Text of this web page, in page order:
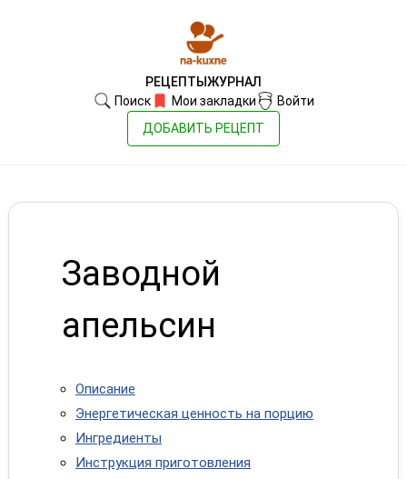
РЕЦЕПТЫ ЖУРНАЛ
Поиск
Мои закладки
Войти
ДОБАВИТЬ РЕЦЕПТ
Заводной
апельсин
Описание
Энергетическая ценность на порцию
Ингредиенты
Инструкция приготовления